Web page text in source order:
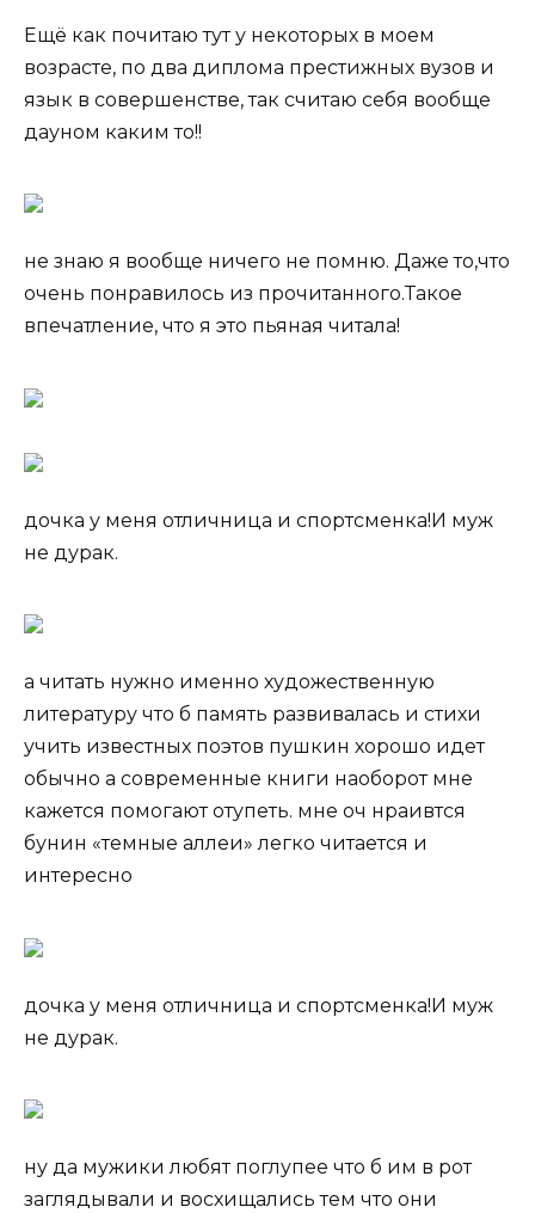
Ещё как почитаю тут у некоторых в моем
возрасте, по два диплома престижных вузов и
язык в совершенстве, так считаю себя вообще
дауном каким то!!
не знаю я вообще ничего не помню. Даже то,что
очень понравилось из прочитанного.Такое
впечатление, что я это пьяная читала!
дочка у меня отличница и спортсменка!И муж
не дурак.
а читать нужно именно художественную
литературу что б память развивалась и стихи
учить известных поэтов пушкин хорошо идет
обычно а современные книги наоборот мне
кажется помогают отупеть. мне оч нраивтся
бунин «темные аллеи» легко читается и
интересно
дочка у меня отличница и спортсменка!И муж
не дурак.
ну да мужики любят поглупее что б им в рот
заглядывали и восхищались тем что они